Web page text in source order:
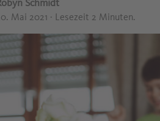
Schmidt
Mai 2021 · Lesezeit 2 Minuten.